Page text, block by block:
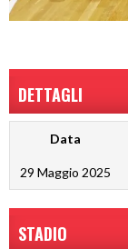
DETTAGLI
Data
29 Maggio 2025
STADIO